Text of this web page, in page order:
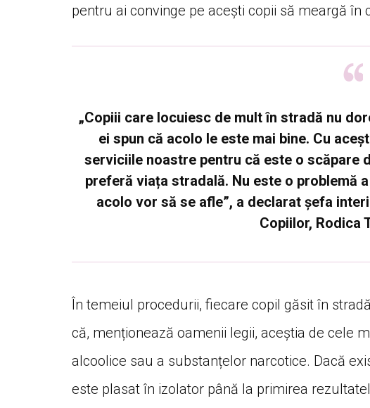
pentru ai convinge pe acești copii să meargă
„Copiii care locuiesc de mult în stradă nu
ei spun că acolo le este mai bine. Cu
serviciile noastre pentru că este o scăpare
preferă viața stradală. Nu este o problemă
acolo vor să se afle”, a declarat șefa
Copiilor, Rodica
În temeiul procedurii, fiecare copil găsit în
că, menționează oamenii legii, aceștia de cele
alcoolice sau a substanțelor narcotice. Dacă
este plasat în izolator până la primirea